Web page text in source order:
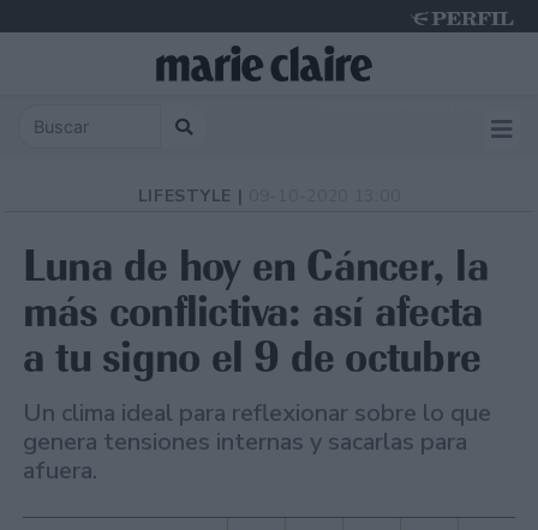
LIFESTYLE |
Luna de hoy en Cáncer, la
más conflictiva: así afecta
a tu signo el 9 de octubre
Un clima ideal para reflexionar sobre lo que
genera tensiones internas y sacarlas para
afuera.